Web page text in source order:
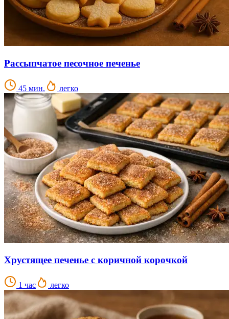
Рассыпчатое песочное печенье
45 мин. легко
Хрустящее печенье с коричной корочкой
1 час легко